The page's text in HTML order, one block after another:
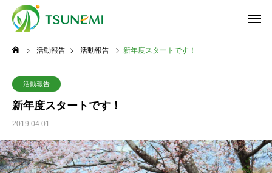
活動報告 活動報告 新年度スタートです！
活動報告
新年度スタートです！
2019.04.01